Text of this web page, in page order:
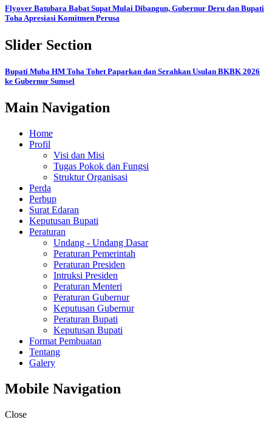
Flyover Batubara Babat Supat Mulai Dibangun, Gubernur Deru dan Bupati
Toha Apresiasi Komitmen Perusa
Slider Section
Bupati Muba HM Toha Tohet Paparkan dan Serahkan Usulan BKBK 2026
ke Gubernur Sumsel
Main Navigation
Home
Profil
Visi dan Misi
Tugas Pokok dan Fungsi
Struktur Organisasi
Perda
Perbup
Surat Edaran
Keputusan Bupati
Peraturan
Undang - Undang Dasar
Peraturan Pemerintah
Peraturan Presiden
Intruksi Presiden
Peraturan Menteri
Peraturan Gubernur
Keputusan Gubernur
Peraturan Bupati
Keputusan Bupati
Format Pembuatan
Tentang
Galery
Mobile Navigation
Close